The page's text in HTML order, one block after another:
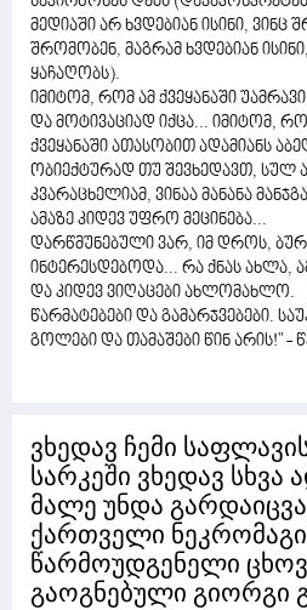
მედიაში არ ხვდებიან ისინი,
შრომობენ, მაგრამ ხვდებიან
ყაჩაღობს).
იმიტომ, რომ ამ ქვეყანაში
და მოტივაციად იქცა... იმიტომ,
ქვეყანაში ათასობით ადამიანს
ობიექტურად თუ შევხედავთ, სულ
კვარაცხელიამ, ვინაა მანანა
ამაზე კიდევ უფრო მეცინება...
დარწმუნებული ვარ, იმ დროს,
ინტერესდებოდა... რა ქნას ახლა,
და კიდევ ვიღაცები ახლომახლო.
წარმატებები და გამარჯვებები.
გოლები და თამაშები წინ არის!" -
ვხედავ ჩემი
სარკეში ვხედავ სხვა
მალე უნდა
ქართველი
წარმოუდგენელი
გაოგნებული გიორგი